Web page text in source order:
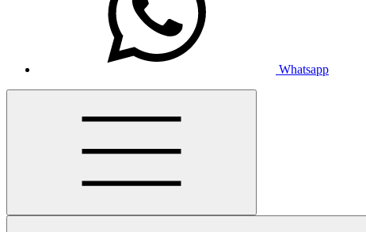
Whatsapp